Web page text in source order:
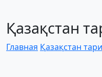
Қазақстан
Главная Қазақстан